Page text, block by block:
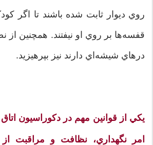
روي ديوار ثابت شده ‌باشند تا اگر
قفسه‌ها بر روي او نيفتند. همچنين
در‌هاي شيشه‌اي دارند نيز بپرهيزيد.
يکي از قوانين مهم در دکوراسيون
امر نگهداري، نظافت و مراقبت